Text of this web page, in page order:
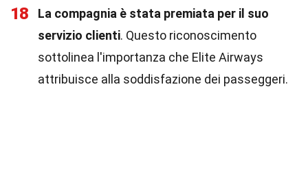
18
La compagnia è stata premiata per il suo
servizio clienti. Questo riconoscimento
sottolinea l'importanza che Elite Airways
attribuisce alla soddisfazione dei passeggeri.